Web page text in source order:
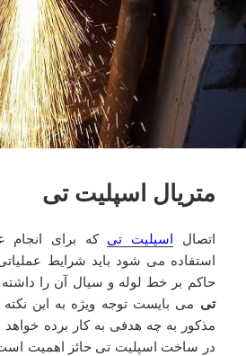
متریال اسپلیت تی
اتصال اسپلیت تی که برای انجام
استفاده می شود باید شرایط
حاکم بر خط لوله و سیال آن را
تی می بایست توجه ویژه به این
مذکور به چه هدفی به کار برده خواهد
در ساخت اسپلیت تی حائز اهمیت